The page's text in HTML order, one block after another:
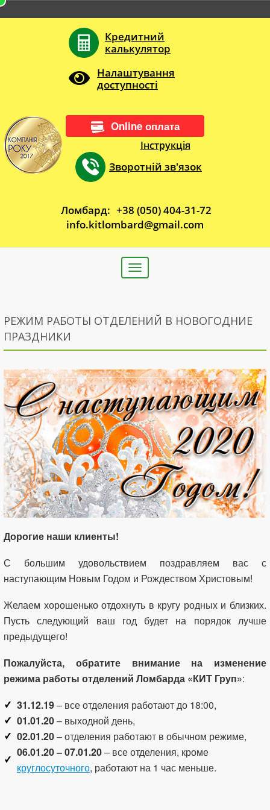
Кредитний
калькулятор
Налаштування
доступності
Online оплата
Інструкція
Зворотній зв'язок
Ломбард: +38 (050) 404-31-72
info.kitlombard@gmail.com
Toggle
navigation
РЕЖИМ РАБОТЫ ОТДЕЛЕНИЙ В НОВОГОДНИЕ
ПРАЗДНИКИ
Дорогие наши клиенты!
С большим удовольствием поздравляем вас с
наступающим Новым Годом и Рождеством Христовым!
Желаем хорошенько отдохнуть в кругу родных и близких.
Пусть следующий ваш год будет на порядок лучше
предыдущего!
Пожалуйста, обратите внимание на изменение
режима работы отделений Ломбарда «КИТ Груп»:
31.12.19– все отделения работают до 18:00,
01.01.20– выходной день,
02.01.20– отделения работают в обычном режиме,
06.01.20 – 07.01.20– все отделения, кроме
круглосуточного, работают на 1 час меньше.